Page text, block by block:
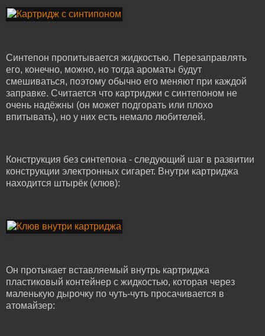
Синтепон пропитывается жидкостью. Перезаправлять
его, конечно, можно, но тогда ароматы будут
смешиваться, поэтому обычно его меняют при каждой
заправке. Считается что картриджи с синтепоном не
очень надёжны (он может подгорать или плохо
впитывать), но у них есть немало любителей.
Конструкция без синтепона - следующий шаг в развитии
конструкции электронных сигарет. Внутри картриджа
находится штырёк (клюв):
Он протыкает вставляемый внутрь картриджа
пластиковый контейнер с жидкостью, которая через
маленькую дырочку по чуть-чуть просачивается в
атомайзер: